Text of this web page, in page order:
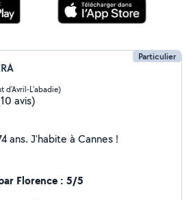
Particulier
d'Avril-L'abadie)
avis)
ans. J'habite à Cannes !
Florence : 5/5